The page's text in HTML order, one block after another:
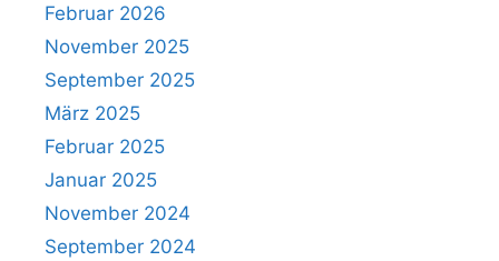
Februar 2026
November 2025
September 2025
März 2025
Februar 2025
Januar 2025
November 2024
September 2024